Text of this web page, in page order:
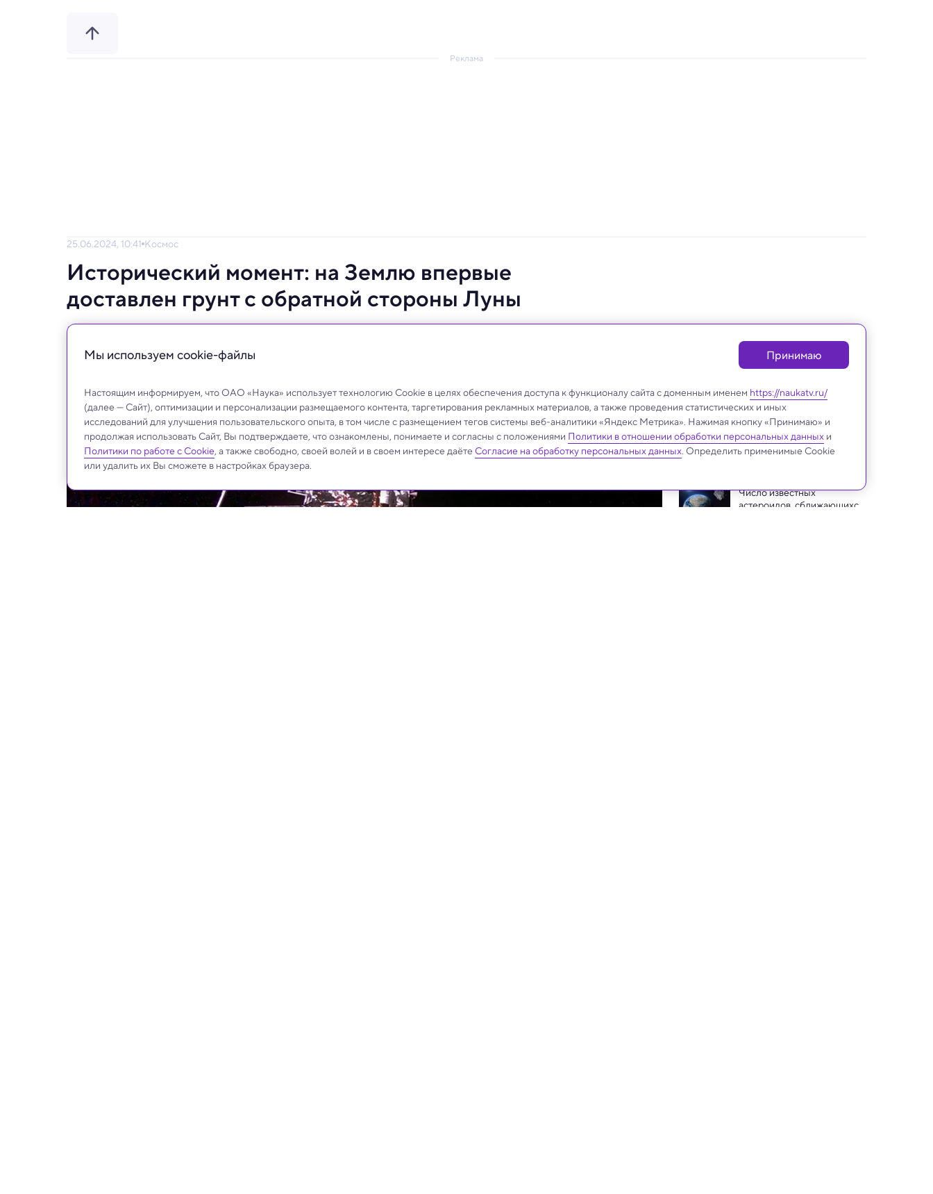
Реклама
25.06.2024, 10:41 Космос
Исторический момент: на Землю впервые
доставлен грунт с обратной стороны Луны
Китайская капсула с лунным материалом приземлилась во Внутренней Монголии.
Космос
Число известных
астероидов, сближающихся
Мы используем сookie-файлы Принимаю
Настоящим информируем, что ОАО «Наука» использует технологию Cookie в целях обеспечения доступа к функционалу сайта с доменным именем https://naukatv.ru/
(далее — Сайт), оптимизации и персонализации размещаемого контента, таргетирования рекламных материалов, а также проведения статистических и иных
исследований для улучшения пользовательского опыта, в том числе с размещением тегов системы веб-аналитики «Яндекс Метрика». Нажимая кнопку «Принимаю» и
продолжая использовать Сайт, Вы подтверждаете, что ознакомлены, понимаете и согласны с положениями Политики в отношении обработки персональных данных и
Политики по работе с Cookie, а также свободно, своей волей и в своем интересе даёте Согласие на обработку персональных данных. Определить применимые Cookie
или удалить их Вы сможете в настройках браузера.